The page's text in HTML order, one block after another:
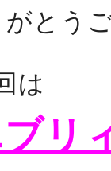
とう
は
リ